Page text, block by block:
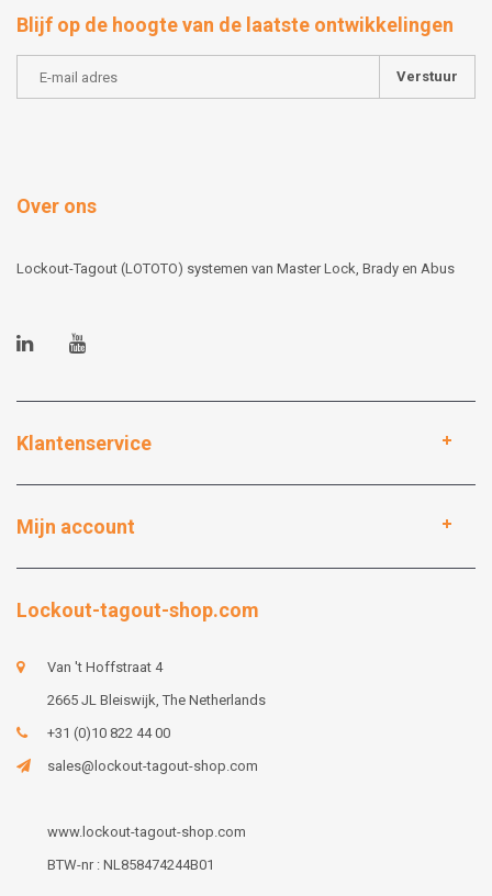
Blijf op de hoogte van de laatste ontwikkelingen
Verstuur
Over ons
Lockout-Tagout (LOTOTO) systemen van Master Lock, Brady en Abus
Klantenservice
Mijn account
Lockout-tagout-shop.com
Van 't Hoffstraat 4
2665 JL Bleiswijk, The Netherlands
+31 (0)10 822 44 00
sales@lockout-tagout-shop.com
www.lockout-tagout-shop.com
BTW-nr : NL858474244B01